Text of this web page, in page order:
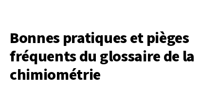
Bonnes pratiques et pièges
fréquents du glossaire de la
chimiométrie